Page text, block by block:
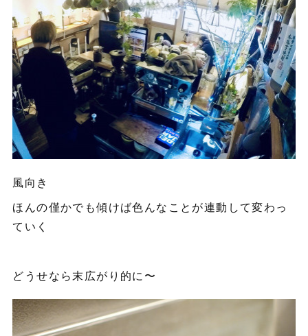
風向き
ほんの僅かでも傾けば色んなことが連動して変わっ
ていく
どうせなら末広がり的に〜